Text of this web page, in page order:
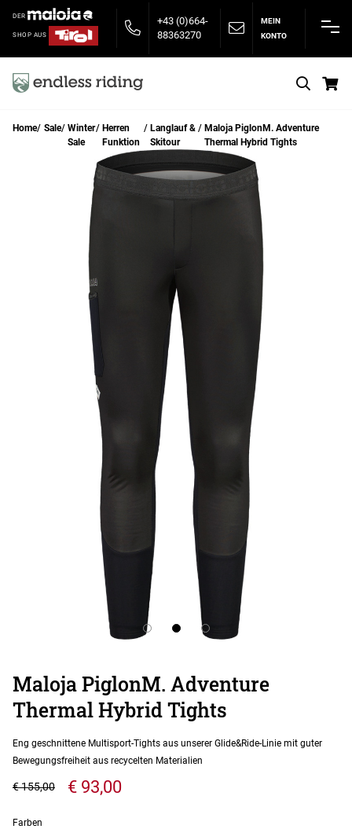
DER
SHOP AUS
+43 (0)664-
88363270
MEIN
KONTO
Home Sale
Winter
Sale
Herren
Funktion
Langlauf &
Skitour
Maloja PiglonM. Adventure
Thermal Hybrid Tights
Maloja PiglonM. Adventure
Thermal Hybrid Tights
Eng geschnittene Multisport-Tights aus unserer Glide&Ride-Linie mit guter
Bewegungsfreiheit aus recycelten Materialien
€ 93,00
€ 155,00
Farben